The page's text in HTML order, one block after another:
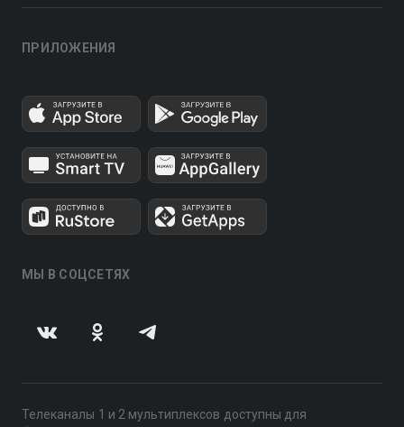
ПРИЛОЖЕНИЯ
МЫ В СОЦСЕТЯХ
Телеканалы 1 и 2 мультиплексов доступны для